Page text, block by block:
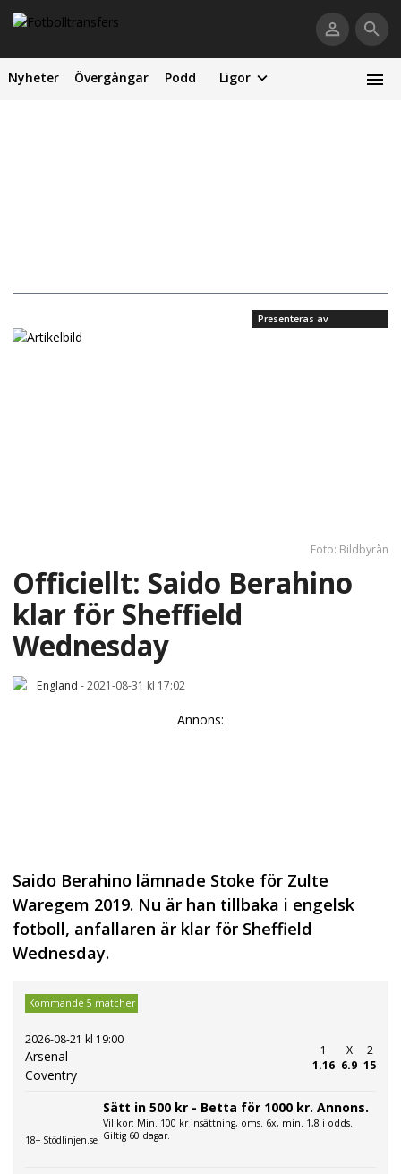
Nyheter Övergångar Podd Ligor
Presenteras av
Foto: Bildbyrån
Officiellt: Saido Berahino
klar för Sheffield
Wednesday
England -2021-08-31 kl 17:02
Annons:
Saido Berahino lämnade Stoke för Zulte
Waregem 2019. Nu är han tillbaka i engelsk
fotboll, anfallaren är klar för Sheffield
Wednesday.
Kommande 5 matcher
2026-08-21 kl 19:00
Arsenal
Coventry
1
1.16
X
6.9
2
15
18+ Stödlinjen.se
Sätt in 500 kr - Betta för 1000 kr. Annons.
Villkor: Min. 100 kr insättning, oms. 6x, min. 1,8 i odds.
Giltig 60 dagar.